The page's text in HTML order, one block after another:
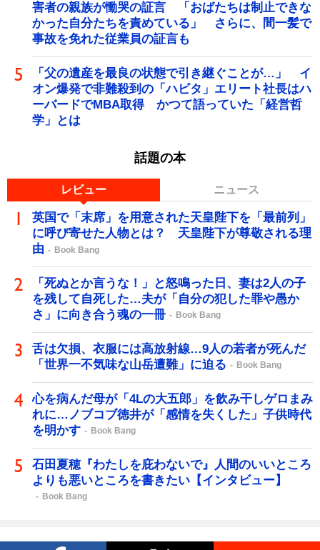
害者の親族が慟哭の証言 「おばたちは制止できな
かった自分たちを責めている」 さらに、間一髪で
事故を免れた従業員の証言も
「父の遺産を最良の状態で引き継ぐことが…」 イ
オン爆発で非難殺到の「ハビタ」エリート社長はハ
ーバードでMBA取得 かつて語っていた「経営哲
学」とは
話題の本
レビュー ニュース
英国で「末席」を用意された天皇陛下を「最前列」
に呼び寄せた人物とは？ 天皇陛下が尊敬される理
由
Book Bang
「死ぬとか言うな！」と怒鳴った日、妻は2人の子
を残して自死した…夫が「自分の犯した罪や愚か
さ」に向き合う魂の一冊
Book Bang
舌は欠損、衣服には高放射線…9人の若者が死んだ
「世界一不気味な山岳遭難」に迫る
Book Bang
心を病んだ母が「4Lの大五郎」を飲み干しゲロまみ
れに…ノブコブ徳井が「感情を失くした」子供時代
を明かす
Book Bang
石田夏穂『わたしを庇わないで』人間のいいところ
よりも悪いところを書きたい【インタビュー】
Book Bang